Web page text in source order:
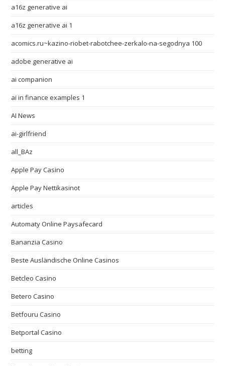
a16z generative ai
a16z generative ai 1
acomics.ru~kazino-riobet-rabotchee-zerkalo-na-segodnya 100
adobe generative ai
ai companion
ai in finance examples 1
AI News
ai-girlfriend
all_BAz
Apple Pay Casino
Apple Pay Nettikasinot
articles
Automaty Online Paysafecard
Bananzia Casino
Beste Ausländische Online Casinos
Betcleo Casino
Betero Casino
Betfouru Casino
Betportal Casino
betting